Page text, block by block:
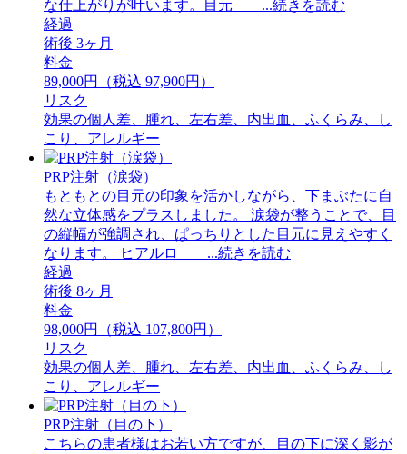
な仕上がりが叶います。目元 ...続きを読む
経過
術後 3ヶ月
料金
89,000円（税込 97,900円）
リスク
効果の個人差、腫れ、左右差、内出血、ふくらみ、し
こり、アレルギー
PRP注射（涙袋）
もともとの目元の印象を活かしながら、下まぶたに自
然な立体感をプラスしました。 ⁡涙袋が整うことで、目
の縦幅が強調され、ぱっちりとした目元に見えやすく
なります。 ⁡ヒアルロ ...続きを読む
経過
術後 8ヶ月
料金
98,000円（税込 107,800円）
リスク
効果の個人差、腫れ、左右差、内出血、ふくらみ、し
こり、アレルギー
PRP注射（目の下）
こちらの患者様はお若い方ですが、目の下に深く影が